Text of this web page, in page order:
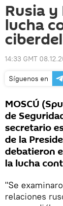
Rusia
lucha
14:33 GMT
Síguenos en
MOSCÚ
de
secretario
de la
debatieron
la lucha
"Se
relaciones